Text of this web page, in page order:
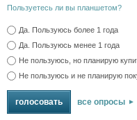
Пользуетесь ли вы планшетом?
Да. Пользуюсь более 1 года
Да. Пользуюсь менее 1 года
Не пользуюсь, но планирую
Не пользуюсь и не планирую
все опросы